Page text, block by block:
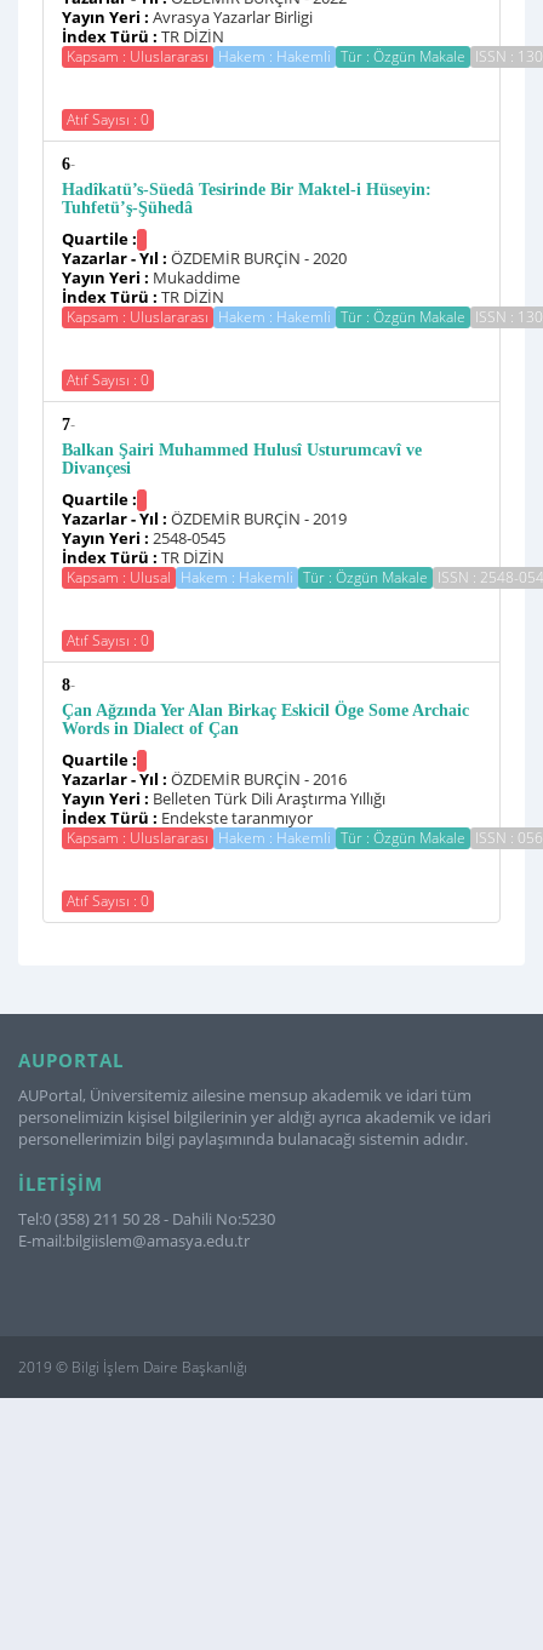
Yayın Yeri : Avrasya Yazarlar Birligi
İndex Türü : TR DİZİN
Kapsam : Uluslararası Hakem : Hakemli Tür : Özgün Makale ISSN :
Atıf Sayısı : 0
6-
Hadîkatü’s-Süedâ Tesirinde Bir Maktel-i Hüseyin:
Tuhfetü’ş-Şühedâ
Quartile :
Yazarlar - Yıl : ÖZDEMİR BURÇİN - 2020
Yayın Yeri : Mukaddime
İndex Türü : TR DİZİN
Kapsam : Uluslararası Hakem : Hakemli Tür : Özgün Makale ISSN :
Atıf Sayısı : 0
7-
Balkan Şairi Muhammed Hulusî Usturumcavî ve
Divançesi
Quartile :
Yazarlar - Yıl : ÖZDEMİR BURÇİN - 2019
Yayın Yeri : 2548-0545
İndex Türü : TR DİZİN
Kapsam : Ulusal Hakem : Hakemli Tür : Özgün Makale ISSN : 2548-
Atıf Sayısı : 0
8-
Çan Ağzında Yer Alan Birkaç Eskicil Öge Some Archaic
Words in Dialect of Çan
Quartile :
Yazarlar - Yıl : ÖZDEMİR BURÇİN - 2016
Yayın Yeri : Belleten Türk Dili Araştırma Yıllığı
İndex Türü : Endekste taranmıyor
Kapsam : Uluslararası Hakem : Hakemli Tür : Özgün Makale ISSN :
Atıf Sayısı : 0
AUPORTAL
AUPortal, Üniversitemiz ailesine mensup akademik ve idari tüm
personelimizin kişisel bilgilerinin yer aldığı ayrıca akademik ve idari
personellerimizin bilgi paylaşımında bulanacağı sistemin adıdır.
İLETIŞIM
Tel:0 (358) 211 50 28 - Dahili No:5230
E-mail:bilgiislem@amasya.edu.tr
2019 © Bilgi İşlem Daire Başkanlığı